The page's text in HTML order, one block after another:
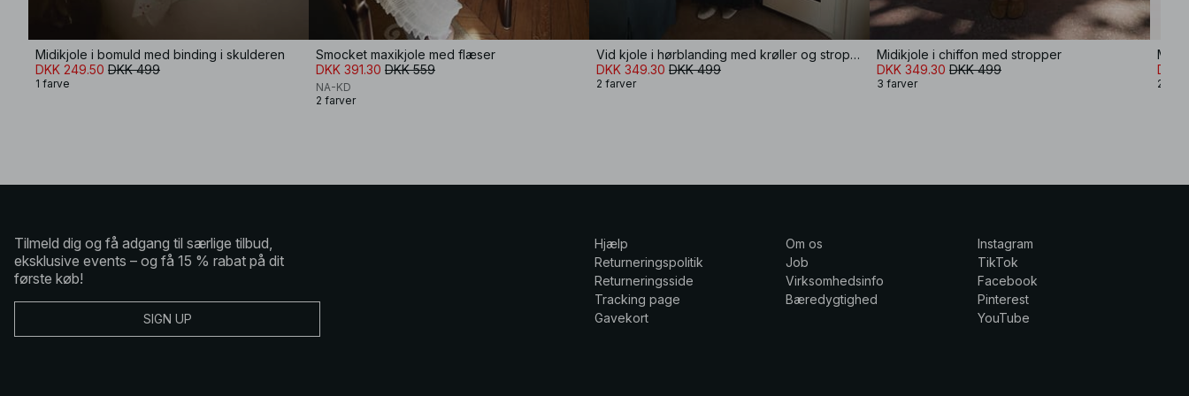
Midikjole i bomuld med binding i skulderen
DKK 249.50 DKK 499
1 farve
Smocket maxikjole med flæser
DKK 391.30 DKK 559
NA-KD
2 farver
Vid kjole i hørblanding med krøller og stropper
DKK 349.30 DKK 499
2 farver
Midikjole i chiffon med stropper
DKK 349.30 DKK 499
3 farver
DKK
2
Tilmeld dig og få adgang til særlige tilbud,
eksklusive events – og få 15 % rabat på dit
første køb!
SIGN UP
Hjælp
Returneringspolitik
Returneringsside
Tracking page
Gavekort
Om os
Job
Virksomhedsinfo
Bæredygtighed
Instagram
TikTok
Facebook
Pinterest
YouTube